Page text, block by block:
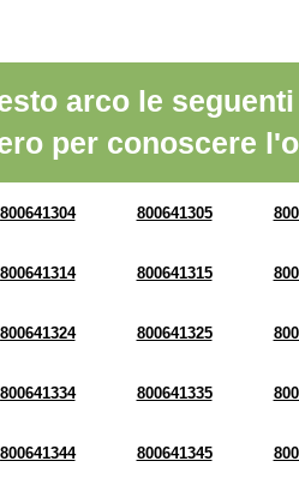
arco le
per conoscere
800641304 800641305
800641314 800641315
800641324 800641325
800641334 800641335
800641344 800641345